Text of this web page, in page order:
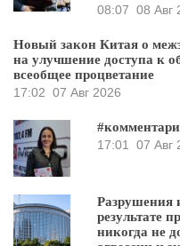
08:07 08 Авг
Новый закон Китая о
на улучшение доступа к
всеобщее процветание
17:02 07 Авг 2026
17:01
07 Авг
Разрушения
результате
никогда не